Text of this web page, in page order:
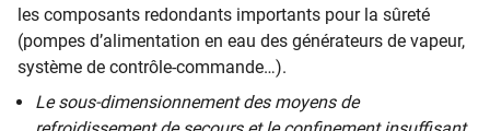
les composants redondants importants pour la sûreté
(pompes d’alimentation en eau des générateurs de vapeur,
système de contrôle-commande…).
Le sous-dimensionnement des moyens de